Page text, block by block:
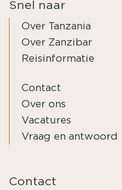
Snel naar
Over Tanzania
Over Zanzibar
Reisinformatie
Contact
Over ons
Vacatures
Vraag en antwoord
Contact